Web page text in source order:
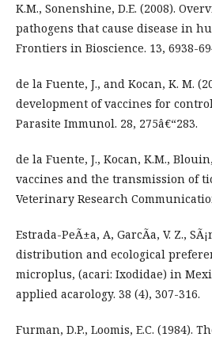
K.M., Sonenshine, D.E. (2008).
pathogens that cause disease in
Frontiers in Bioscience. 13, 6938-
de la Fuente, J., and Kocan, K. M.
development of vaccines for
Parasite Immunol. 28, 275â€“283.
de la Fuente, J., Kocan, K.M.,
vaccines and the transmission of
Veterinary Research
Estrada-PeÃ±a, A, GarcÃ­a, V. Z.,
distribution and ecological
microplus, (acari: Ixodidae) in
applied acarology. 38 (4), 307-316.
Furman, D.P., Loomis, E.C. (1984).